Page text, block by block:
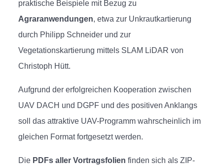
praktische Beispiele mit Bezug zu
Agraranwendungen, etwa zur Unkrautkartierung
durch Philipp Schneider und zur
Vegetationskartierung mittels SLAM LiDAR von
Christoph Hütt.
Aufgrund der erfolgreichen Kooperation zwischen
UAV DACH und DGPF und des positiven Anklangs
soll das attraktive UAV-Programm wahrscheinlich im
gleichen Format fortgesetzt werden.
Die PDFs aller Vortragsfolien finden sich als ZIP-